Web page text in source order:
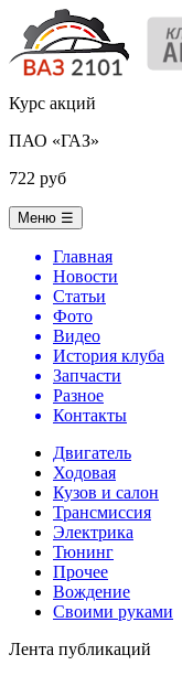
Курс акций
ПАО «ГАЗ»
722 руб
Меню ☰
Главная
Новости
Статьи
Фото
Видео
История клуба
Запчасти
Разное
Контакты
Двигатель
Ходовая
Кузов и салон
Трансмиссия
Электрика
Тюнинг
Прочее
Вождение
Своими руками
Лента публикаций